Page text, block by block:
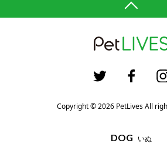
Copyright © 2026 PetLives All
DOG いぬ